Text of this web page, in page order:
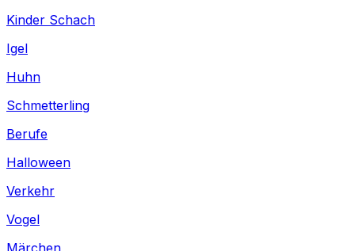
Kinder Schach
Igel
Huhn
Schmetterling
Berufe
Halloween
Verkehr
Vogel
Märchen